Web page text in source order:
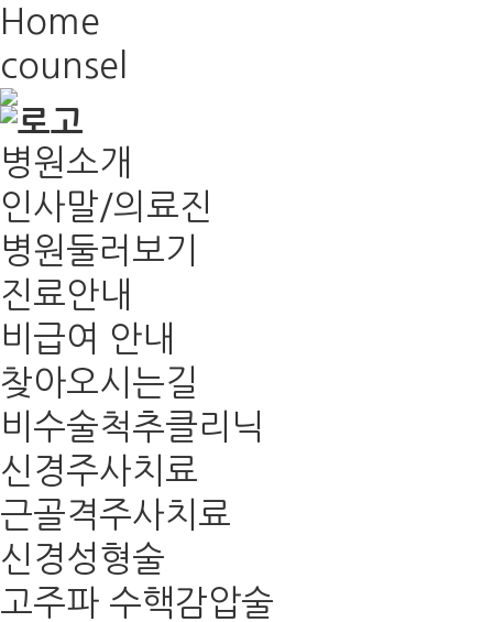
Home
counsel
병원소개
인사말/의료진
병원둘러보기
진료안내
비급여 안내
찾아오시는길
비수술척추클리닉
신경주사치료
근골격주사치료
신경성형술
고주파 수핵감압술